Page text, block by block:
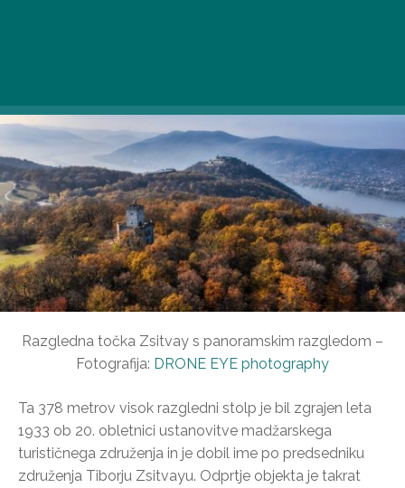
Razgledna točka Zsitvay s panoramskim razgledom –
Fotografija: DRONE EYE photography
Ta 378 metrov visok razgledni stolp je bil zgrajen leta
1933 ob 20. obletnici ustanovitve madžarskega
turističnega združenja in je dobil ime po predsedniku
združenja Tiborju Zsitvayu. Odprtje objekta je takrat